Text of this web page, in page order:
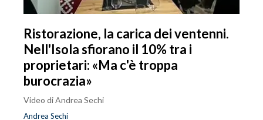
Ristorazione, la carica dei ventenni.
Nell'Isola sfiorano il 10% tra i
proprietari: «Ma c'è troppa
burocrazia»
Video di Andrea Sechi
Andrea Sechi